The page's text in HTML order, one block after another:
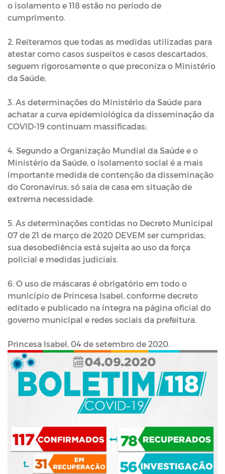
o isolamento e 118 estão no período de
cumprimento.
2. Reiteramos que todas as medidas utilizadas para
atestar como casos suspeitos e casos descartados,
seguem rigorosamente o que preconiza o Ministério
da Saúde;
3. As determinações do Ministério da Saúde para
achatar a curva epidemiológica da disseminação da
COVID-19 continuam massificadas;
4. Segundo a Organização Mundial da Saúde e o
Ministério da Saúde, o isolamento social é a mais
importante medida de contenção da disseminação
do Coronavírus; só saia de casa em situação de
extrema necessidade.
5. As determinações contidas no Decreto Municipal
07 de 21 de março de 2020 DEVEM ser cumpridas;
sua desobediência está sujeita ao uso da força
policial e medidas judiciais.
6. O uso de máscaras é obrigatório em todo o
município de Princesa Isabel, conforme decreto
editado e publicado na íntegra na página oficial do
governo municipal e redes sociais da prefeitura.
Princesa Isabel, 04 de setembro de 2020.